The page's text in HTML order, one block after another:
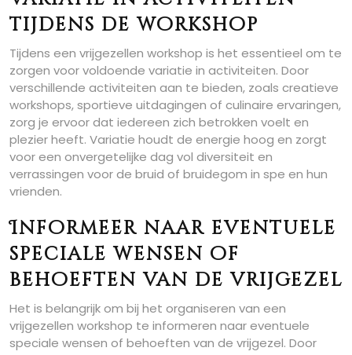
tijdens de workshop
Tijdens een vrijgezellen workshop is het essentieel om te
zorgen voor voldoende variatie in activiteiten. Door
verschillende activiteiten aan te bieden, zoals creatieve
workshops, sportieve uitdagingen of culinaire ervaringen,
zorg je ervoor dat iedereen zich betrokken voelt en
plezier heeft. Variatie houdt de energie hoog en zorgt
voor een onvergetelijke dag vol diversiteit en
verrassingen voor de bruid of bruidegom in spe en hun
vrienden.
Informeer naar eventuele
speciale wensen of
behoeften van de vrijgezel
Het is belangrijk om bij het organiseren van een
vrijgezellen workshop te informeren naar eventuele
speciale wensen of behoeften van de vrijgezel. Door